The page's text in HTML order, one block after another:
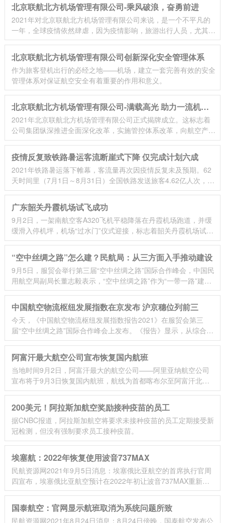
北京联航北方机场管理有限公司-乘风破浪，奋勇前进
2021年对北京联航北方机场管理有限公司来说，是一个不平凡的
一年，全球疫情依然肆虐，因为疫情影响，旅游出行人员，尤其是
跨过旅行和长途旅行的人数都是大幅锐减，对整个航空业打击甚
大，但是，北京联航北方机场管理有限公司全体航联人，砥砺前
行，乘风破浪，走出困境。
北京联航北方机场管理有限公司创新深化安全管理体系
作为旅客登机出行的必经之地——机场，建立一套完善有效的安全
管理体系对保证航空安全有着重要的作用和意义。
北京联航北方机场管理有限公司-满载高光 助力一流机场
管理建设
2021年北京联航北方机场管理有限公司正式揭牌成立。这标志着
公司集团纵深推进全面深化改革，实施管控体系改革，向航空产业
投资集团转型发展迈出了关键性步伐，对促进民航持续健康发展具
有重要意义。
疫情反复致铁路暑运客流断崖式下降 仅完成计划六成
2021年铁路暑运落下帷幕，客流量再次因疫情反复未及预期。62
天时间里（7月1日～8月31日）全国铁路发送旅客4.62亿人次，仅
完成国铁集团预计的7.5亿人次的61.6%。
广东韶关丹霞机场试飞成功
9月2日，一架南航空客A320飞机平稳降落在丹霞机场跑道，并缓
缓滑入停机坪，机场“过水门”仪式迎接，标志着韶关丹霞机场试飞
取得成功。
“空中丝绸之路”怎么建？民航局：从三方面入手推动建设
9月5日，服贸会举行第三届“空中丝绸之路”国际合作峰会，中国民
用航空局副局长董志毅表示，“空中丝绸之路”作为“一带一路”建设
内容已纳入国家“十四五”规划
中国航空物流枢纽发展指数在京发布 沪京穗位列前三
今天，《中国航空物流枢纽发展指数报告2021》在服贸会第三
届“空中丝绸之路”国际合作峰会上发布。《报告》显示，从综合指
数的结构变化看，上海、北京、广州位列前三。
阿富汗最大航空公司宣布恢复国内航班
当地时间9月2日，阿富汗最大的航空公司——阿里亚纳航空公司
宣布将于9月3日恢复国内航班，航线为首都喀布尔至阿富汗北部
巴尔赫省首府马扎里沙里夫。
200美元！阿拉斯加航空奖励接种疫苗的员工
据CNBC报道，阿拉斯加航空将要求未接种疫苗的员工定期接受新
冠检测，但没有强制要求员工接种疫苗。
埃塞航：2022年恢复使用波音737MAX
民航资源网2021年9月5日消息：埃塞俄比亚航空的首席执行官周
四宣布，埃塞俄比亚航空预计在2022年初让波音737MAX重新投
入服务。
国泰航空：官网显示航班取消为系统问题所致
民航资源网2021年8月24日消息：8月24日傍晚，国泰航空发布公